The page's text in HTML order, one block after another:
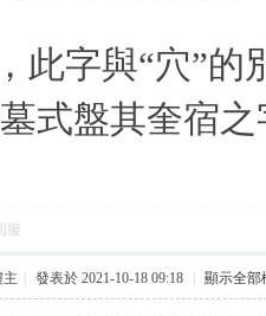
此字與“穴”的
式盤其奎宿之
復
主 發表於 2021-10-18 09:18 顯示全部